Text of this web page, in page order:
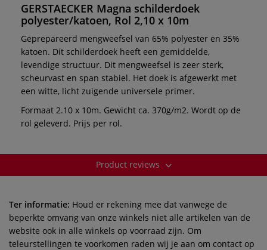
GERSTAECKER Magna schilderdoek
polyester/katoen, Rol 2,10 x 10m
Geprepareerd mengweefsel van 65% polyester en 35%
katoen. Dit schilderdoek heeft een gemiddelde,
levendige structuur. Dit mengweefsel is zeer sterk,
scheurvast en span stabiel. Het doek is afgewerkt met
een witte, licht zuigende universele primer.
Formaat 2.10 x 10m. Gewicht ca. 370g/m2. Wordt op de
rol geleverd. Prijs per rol.
Product reviews
Ter informatie: Houd er rekening mee dat vanwege de
beperkte omvang van onze winkels niet alle artikelen van de
website ook in alle winkels op voorraad zijn. Om
teleurstellingen te voorkomen raden wij je aan om contact op